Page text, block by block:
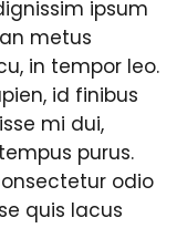
ipsum
metus
in tempor leo.
id finibus
mi dui,
purus.
odio
quis lacus